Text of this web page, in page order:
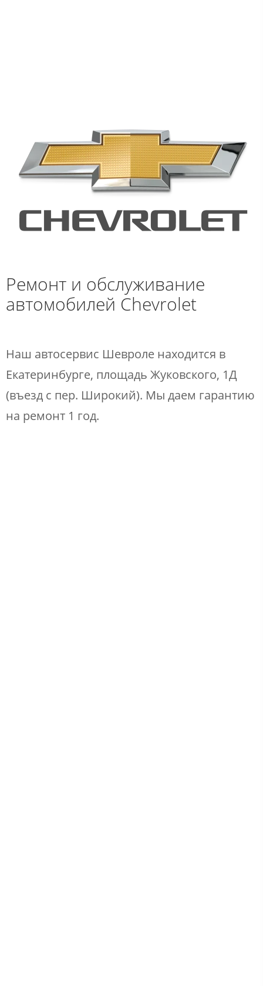
Ремонт и обслуживание
автомобилей Chevrolet​
​Наш автосервис Шевроле находится в
Екатеринбурге, площадь Жуковского, 1Д
(въезд с пер. Широкий)​​. Мы даем гарантию
на ремонт 1 год.